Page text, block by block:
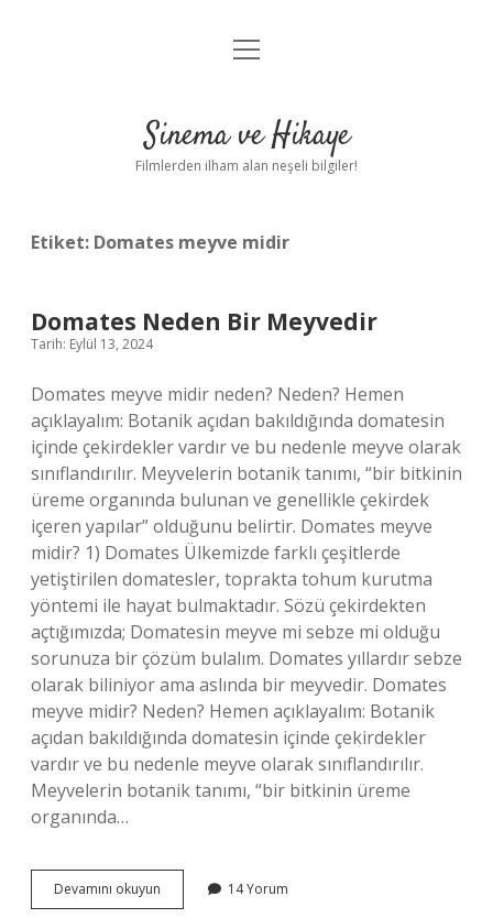
Gizlilik Politikası
Yasal Uyarı
menüyü
Sinema ve Hikaye
Filmlerden ilham alan neşeli bilgiler!
Etiket: Domates meyve midir
Domates Neden Bir Meyvedir
Tarih: Eylül 13, 2024
Domates meyve midir neden? Neden? Hemen
açıklayalım: Botanik açıdan bakıldığında domatesin
içinde çekirdekler vardır ve bu nedenle meyve olarak
sınıflandırılır. Meyvelerin botanik tanımı, “bir bitkinin
üreme organında bulunan ve genellikle çekirdek
içeren yapılar” olduğunu belirtir. Domates meyve
midir? 1) Domates Ülkemizde farklı çeşitlerde
yetiştirilen domatesler, toprakta tohum kurutma
yöntemi ile hayat bulmaktadır. Sözü çekirdekten
açtığımızda; Domatesin meyve mi sebze mi olduğu
sorunuza bir çözüm bulalım. Domates yıllardır sebze
olarak biliniyor ama aslında bir meyvedir. Domates
meyve midir? Neden? Hemen açıklayalım: Botanik
açıdan bakıldığında domatesin içinde çekirdekler
vardır ve bu nedenle meyve olarak sınıflandırılır.
Meyvelerin botanik tanımı, “bir bitkinin üreme
organında…
Devamını okuyun Domates
Neden
14 Yorum